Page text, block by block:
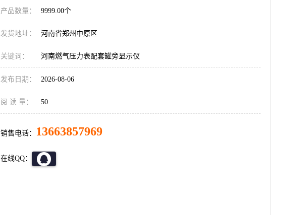
产品数量： 9999.00个
发货地址： 河南省郑州中原区
关键词： 河南燃气压力表配套罐旁显示仪
发布日期： 2026-08-06
阅 读 量： 50
销售电话： 13663857969
在线QQ：